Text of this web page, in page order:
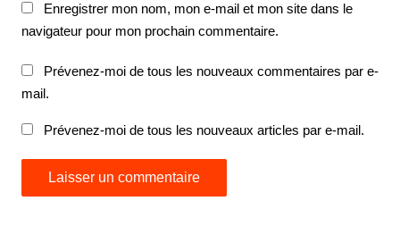
Enregistrer mon nom, mon e-mail et mon site dans le
navigateur pour mon prochain commentaire.
Prévenez-moi de tous les nouveaux commentaires par e-
mail.
Prévenez-moi de tous les nouveaux articles par e-mail.